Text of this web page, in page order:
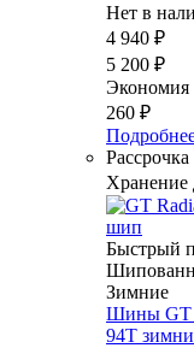
Нет в
4 940 ₽
5 200 ₽
Экономия
260 ₽
Рассрочка
Хранение
Быстрый
Зимние
Шины GT
94T